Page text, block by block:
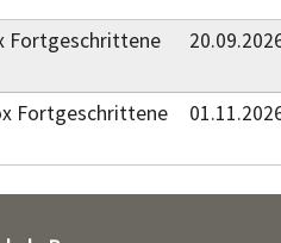
Fortgeschrittene
Fortgeschrittene